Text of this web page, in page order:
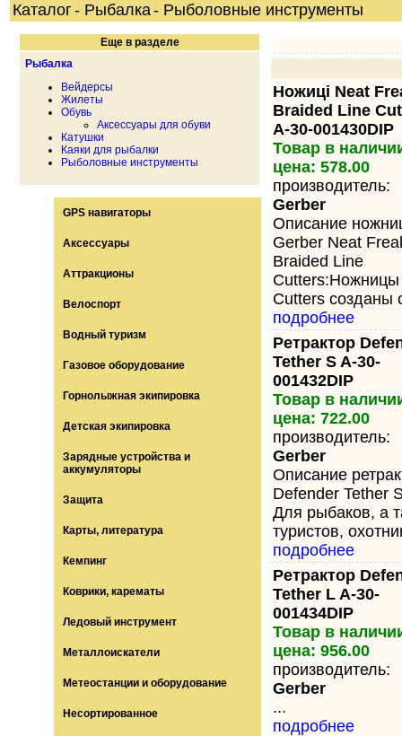
Каталог - Рыбалка- Рыболовные инструменты
Еще в разделе
Рыбалка
Вейдерсы
Жилеты
Обувь
Аксессуары для обуви
Катушки
Каяки для рыбалки
Рыболовные инструменты
GPS навигаторы
Аксессуары
Аттракционы
Велоспорт
Водный туризм
Газовое оборудование
Горнолыжная экипировка
Детская экипировка
Зарядные устройства и
аккумуляторы
Защита
Карты, литература
Кемпинг
Коврики, карематы
Ледовый инструмент
Металлоискатели
Метеостанции и оборудование
Несортированное
Ножиці Neat
Braided Line
A-30-001430DIP
Товар в
цена: 578.00
производитель:
Gerber
Описание
Gerber Neat
Braided Line
Cutters:Ножницы
Cutters созданы
подробнее
Ретрактор
Tether S A-30-
001432DIP
Товар в
цена: 722.00
производитель:
Gerber
Описание
Defender Tether
Для рыбаков, а
туристов,
подробнее
Ретрактор
Tether L A-30-
001434DIP
Товар в
цена: 956.00
производитель:
Gerber
...
подробнее